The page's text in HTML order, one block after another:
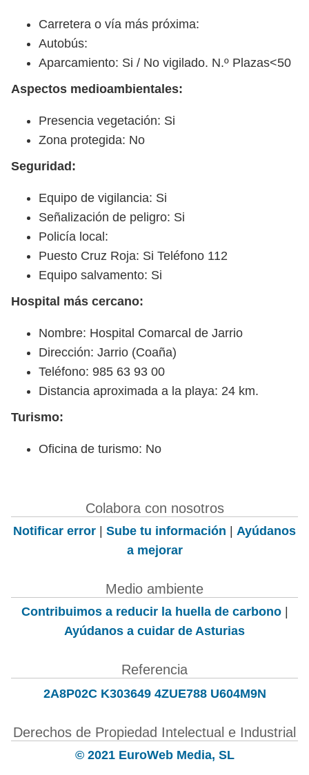
Carretera o vía más próxima:
Autobús:
Aparcamiento: Si / No vigilado. N.º Plazas<50
Aspectos medioambientales:
Presencia vegetación: Si
Zona protegida: No
Seguridad:
Equipo de vigilancia: Si
Señalización de peligro: Si
Policía local:
Puesto Cruz Roja: Si Teléfono 112
Equipo salvamento: Si
Hospital más cercano:
Nombre: Hospital Comarcal de Jarrio
Dirección: Jarrio (Coaña)
Teléfono: 985 63 93 00
Distancia aproximada a la playa: 24 km.
Turismo:
Oficina de turismo: No
Colabora con nosotros
Notificar error | Sube tu información | Ayúdanos
a mejorar
Medio ambiente
Contribuimos a reducir la huella de carbono|
Ayúdanos a cuidar de Asturias
Referencia
2A8P02C K303649 4ZUE788 U604M9N
Derechos de Propiedad Intelectual e Industrial
© 2021 EuroWeb Media, SL